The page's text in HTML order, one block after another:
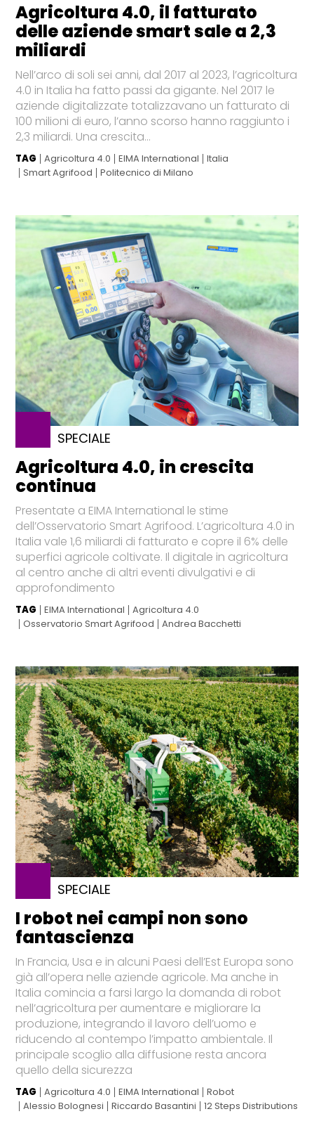
Agricoltura 4.0, il fatturato
delle aziende smart sale a 2,3
miliardi
Nell’arco di soli sei anni, dal 2017 al 2023, l’agricoltura
4.0 in Italia ha fatto passi da gigante. Nel 2017 le
aziende digitalizzate totalizzavano un fatturato di
100 milioni di euro, l’anno scorso hanno raggiunto i
2,3 miliardi. Una crescita...
TAG Agricoltura 4.0 EIMA International
Italia
Smart Agrifood
Politecnico di Milano
SPECIALE
Agricoltura 4.0, in crescita
continua
Presentate a EIMA International le stime
dell’Osservatorio Smart Agrifood. L’agricoltura 4.0 in
Italia vale 1,6 miliardi di fatturato e copre il 6% delle
superfici agricole coltivate. Il digitale in agricoltura
al centro anche di altri eventi divulgativi e di
approfondimento
TAG EIMA International
Agricoltura 4.0
Osservatorio Smart Agrifood
Andrea Bacchetti
SPECIALE
I robot nei campi non sono
fantascienza
In Francia, Usa e in alcuni Paesi dell’Est Europa sono
già all’opera nelle aziende agricole. Ma anche in
Italia comincia a farsi largo la domanda di robot
nell’agricoltura per aumentare e migliorare la
produzione, integrando il lavoro dell’uomo e
riducendo al contempo l’impatto ambientale. Il
principale scoglio alla diffusione resta ancora
quello della sicurezza
TAG Agricoltura 4.0 EIMA International
Robot
Alessio Bolognesi
Riccardo Basantini 12 Steps Distributions